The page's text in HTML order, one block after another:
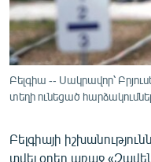
ՄԵԿՆԱԲԱՆՈՒԹՅՈՒՆ
ՏՏ ԵՒ ԻՆՏԵՐՆԵՏ
ԱՐԽԻՎ
ԲԱՆԱՎԵՃ
Բելգիա -- Սակրավոր՝
տեղի ունեցած
Բելգիայի
տվել օրեր առաջ